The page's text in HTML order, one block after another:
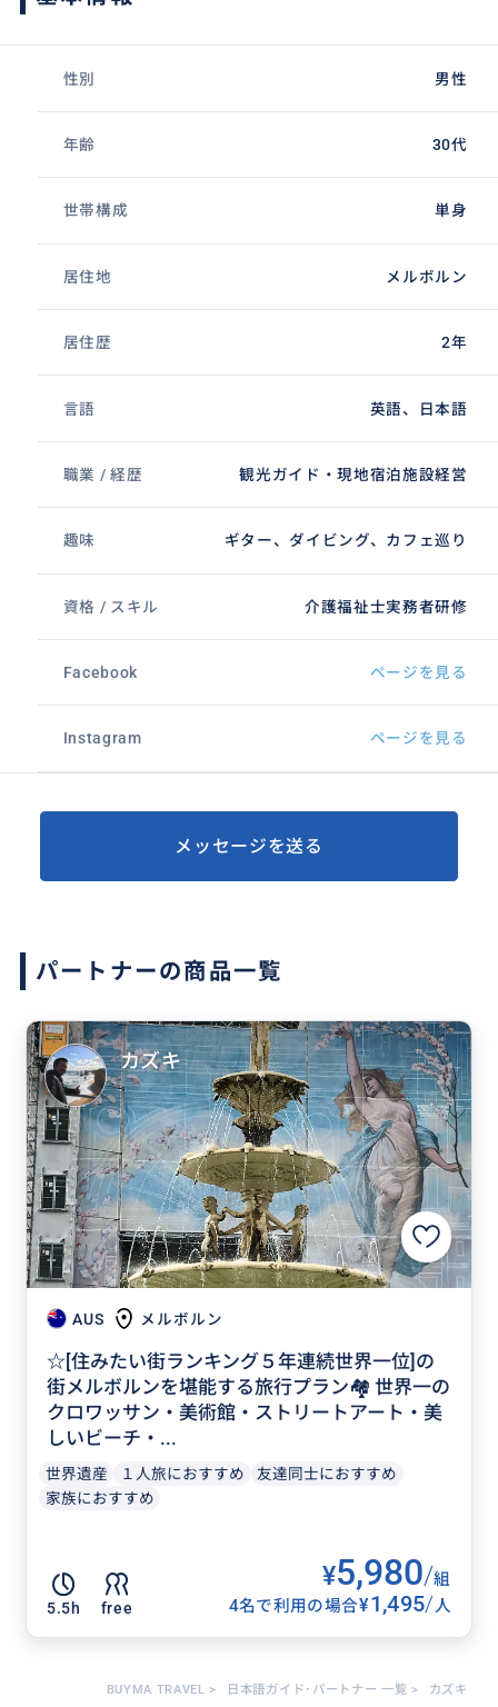
性別 男性
年齢 30代
世帯構成 単身
居住地 メルボルン
居住歴 2年
言語 英語、日本語
職業 / 経歴 観光ガイド・現地宿泊施設経営
趣味 ギター、ダイビング、カフェ巡り
資格 / スキル 介護福祉士実務者研修
Facebook ページを見る
Instagram ページを見る
メッセージを送る
パートナーの商品一覧
AUS メルボルン
☆[住みたい街ランキング５年連続世界一位]の
街メルボルンを堪能する旅行プラン🏘 世界一の
クロワッサン・美術館・ストリートアート・美
しいビーチ・...
世界遺産 １人旅におすすめ
友達同士におすすめ
家族におすすめ
5.5h free
¥5,980/組
4名で利用の場合¥1,495/人
カズキ
BUYMA TRAVEL > 日本語ガイド･パートナー 一覧 > カズキ